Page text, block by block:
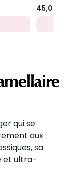
45,00 €
qui se
aux
sa
et ultra-